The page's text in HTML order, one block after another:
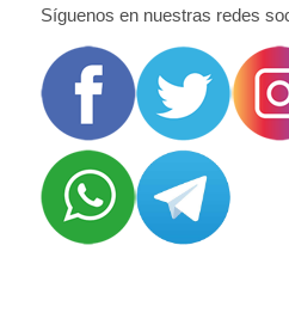
Síguenos en nuestras redes